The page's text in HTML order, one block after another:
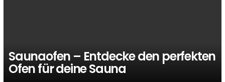
Saunaofen – Entdecke den perfekten
Ofen für deine Sauna